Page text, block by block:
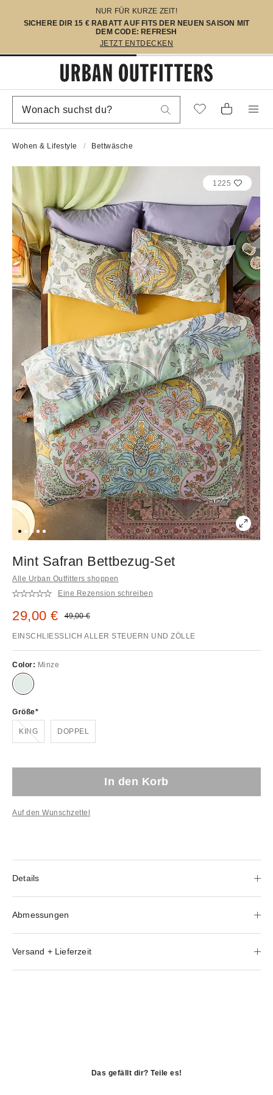
NUR FÜR KURZE ZEIT!
SICHERE DIR 15 € RABATT AUF FITS DER NEUEN SAISON MIT
DEM CODE: REFRESH
JETZT ENTDECKEN
Wohen & Lifestyle Bettwäsche
1225
Mint Safran Bettbezug-Set
Alle Urban Outfitters shoppen
Eine Rezension schreiben
Sale Preis:
29,00 € Original Preis:
49,00 €
EINSCHLIESSLICH ALLER STEUERN UND ZÖLLE
Color: Minze
Größe
KINGAusverkauft!DOPPEL
In den Korb
Auf den Wunschzettel
Details
Abmessungen
Versand + Lieferzeit
Das gefällt dir? Teile es!